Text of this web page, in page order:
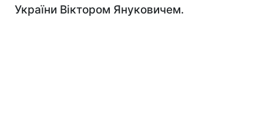
України Віктором Януковичем.